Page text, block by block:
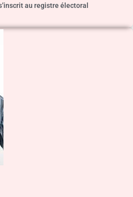
au registre électoral